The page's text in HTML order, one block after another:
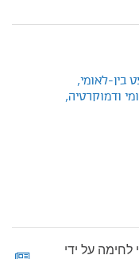
בין-לאומי,
ודמוקרטיה,
על ידי